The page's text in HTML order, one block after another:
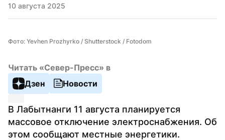
10 августа 2025
Фото: Yevhen Prozhyrko / Shutterstock / Fotodom
Читать «Север-Пресс» в
Дзен
Новости
В Лабытнанги 11 августа планируется
массовое отключение электроснабжения. Об
этом сообщают местные энергетики.